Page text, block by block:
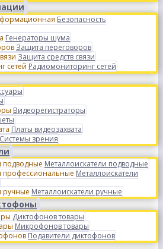
Безопасность
Генераторы шума
Защита переговоров
Защита средств связи
Радиомониторинг сетей
Видеорегистраторы
Платы видеозахвата
Системы зрения
Металлоискатели подводные
Металлоискатели
Металлоискатели ручные
Диктофонов товары
Микрофонов товары
Подавители диктофонов